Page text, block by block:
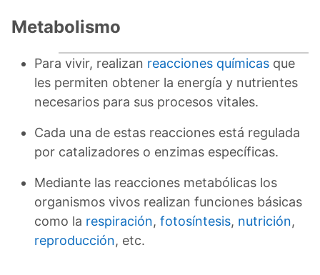
Metabolismo
Para vivir, realizan reacciones químicas que
les permiten obtener la energía y nutrientes
necesarios para sus procesos vitales.
Cada una de estas reacciones está regulada
por catalizadores o enzimas específicas.
Mediante las reacciones metabólicas los
organismos vivos realizan funciones básicas
como la respiración, fotosíntesis, nutrición,
reproducción, etc.